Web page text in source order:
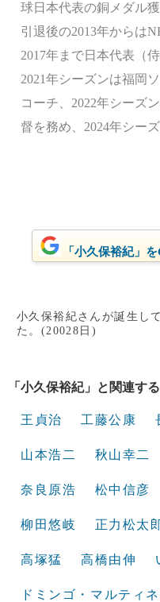
球日本代表の銅メダル獲
引退後の2013年からは
2017年まで日本代表（
2021年シーズンは福岡
コーチ、2022年シーズ
督を務め、2024年シー
「小久保裕紀」
小久保裕紀さんが誕生し
た。(20028日)
「小久保裕紀」と関連す
王貞治 工藤公康
山本浩二 秋山幸二
奈良原浩 松中信彦
柳田悠岐 正力松太
高塚猛 高橋由伸
ドミンゴ・マルティ